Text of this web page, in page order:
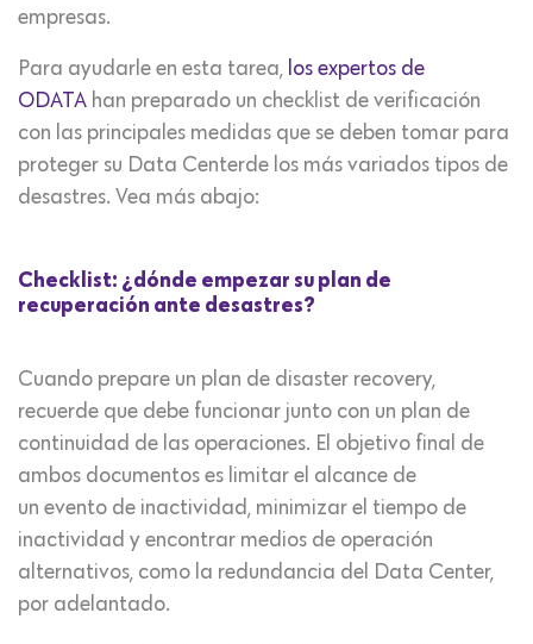
empresas.
Para ayudarle en esta tarea, los expertos de
ODATA han preparado un checklist de verificación
con las principales medidas que se deben tomar para
proteger su Data Centerde los más variados tipos de
desastres. Vea más abajo:
Checklist: ¿dónde empezar su plan de
recuperación ante desastres?
Cuando prepare un plan de disaster recovery,
recuerde que debe funcionar junto con un plan de
continuidad de las operaciones. El objetivo final de
ambos documentos es limitar el alcance de
un evento de inactividad, minimizar el tiempo de
inactividad y encontrar medios de operación
alternativos, como la redundancia del Data Center,
por adelantado.